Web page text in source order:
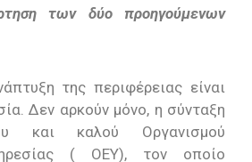
των δύο προηγούμενων
της περιφέρειας είναι
Δεν αρκούν μόνο, η σύνταξη
και καλού Οργανισμού
( ΟΕΥ), τον οποίο